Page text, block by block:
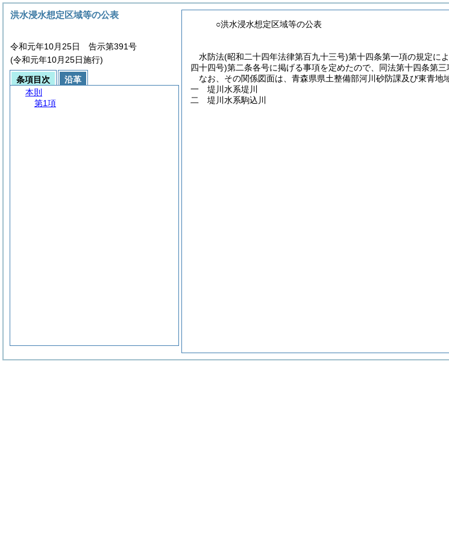
○洪水浸水想定区域等の公表
水防法(昭和二十四年法律第百九十三号)第十四条第一項の規定に
四十四号)第二条各号に掲げる事項を定めたので、同法第十四条第三
なお、その関係図面は、青森県県土整備部河川砂防課及び東青地
一 堤川水系堤川
二 堤川水系駒込川
洪水浸水想定区域等の公表
令和元年10月25日 告示第391号
(令和元年10月25日施行)
条項目次
沿革
本則
第1項